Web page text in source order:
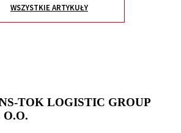
WSZYSTKIE ARTYKUŁY
TOK LOGISTIC GROUP
O.O.